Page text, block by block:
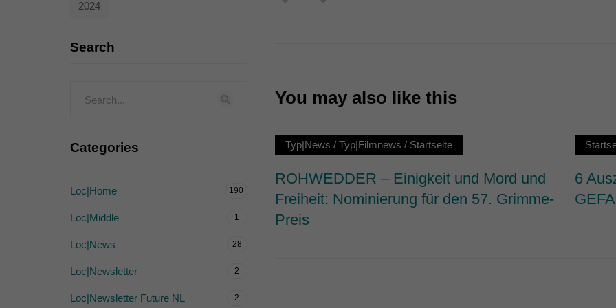
You may also like this
Typ|News / Typ|Filmnews / Startseite
ROHWEDDER – Einigkeit und Mord und
Freiheit: Nominierung für den 57. Grimme-
Preis
6
2024
Search
Categories
Loc|Home 190
Loc|Middle 1
Loc|News 28
Loc|Newsletter 2
Loc|Newsletter Future NL 2
powered by Borlabs Cookie